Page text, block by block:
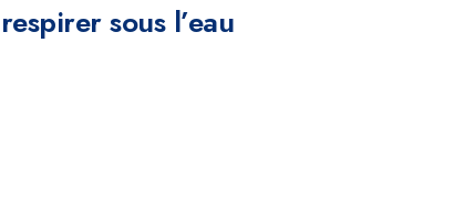
sous l’eau